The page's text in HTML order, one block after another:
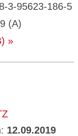
3-95623-186-5
(A)
12.09.2019